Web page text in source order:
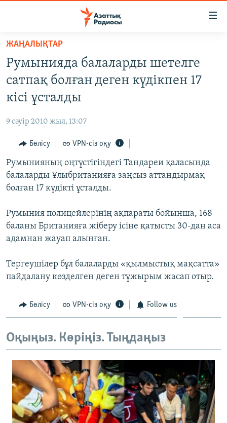
Skip
main
content
Skip
to
main
Navigation
Search
САЯСАТ
AZATTYQTV
АДАМ ҚҰҚЫҚТАРЫ
ӘЛЕУМЕТ
ӘЛЕМ
АРНАЙЫ ЖОБАЛАР
Русский
ЖАЗЫЛЫҢЫЗ
Басқа тілдерде
ЖАҢАЛЫҚТАР
Румынияда балаларды шетелге
сатпақ болған деген күдікпен 17
кісі ұсталды
9 сәуір 2010 жыл, 13:07
Бөлісу VPN-сіз оқу
Румынияның оңтүстігіндегі Тандареи қаласында
балаларды Ұлыбританияға заңсыз аттандырмақ
болған 17 күдікті ұсталды.
Румыния полицейлерінің ақпараты бойынша, 168
баланы Британияға жіберу ісіне қатысты 30-дан аса
адамнан жауап алынған.
Тергеушілер бұл балаларды «қылмыстық мақсатта»
пайдалану көзделген деген тұжырым жасап отыр.
Бөлісу VPN-сіз оқу Follow us
Оқыңыз. Көріңіз. Тыңдаңыз